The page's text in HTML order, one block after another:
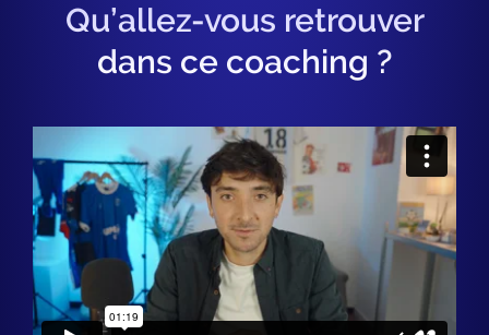
Qu’allez-vous retrouver
dans ce coaching ?